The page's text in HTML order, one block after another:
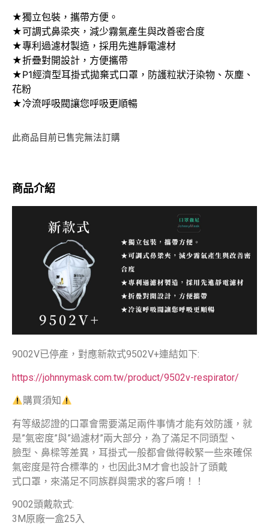
★獨立包裝，攜帶方便。
★可調式鼻梁夾，減少霧氣產生與改善密合度
★專利過濾材製造，採用先進靜電濾材
★折疊對開設計，方便攜帶
★P1經濟型耳掛式拋棄式口罩，防護粒狀汙染物、灰塵、
花粉
★冷流呼吸閥讓您呼吸更順暢
此商品目前已售完無法訂購
商品介紹
9002V已停產，對應新款式9502V+連結如下:
https://johnnymask.com.tw/product/9502v-respirator/
購買須知
有等級認證的口罩會需要滿足兩件事情才能有效防護，就
是”氣密度”與”過濾材”兩大部分，為了滿足不同頭型、
臉型、鼻樑等差異，耳掛式一般都會做得較緊一些來確保
氣密度是符合標準的，也因此3M才會也設計了頭戴
式口罩，來滿足不同族群與需求的客戶唷！！
9002頭戴款式:
3M原廠一盒25入